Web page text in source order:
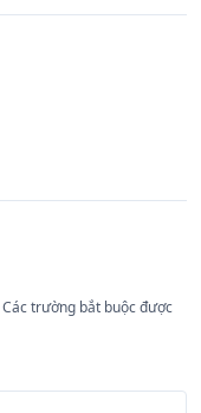
Các trường bắt buộc được